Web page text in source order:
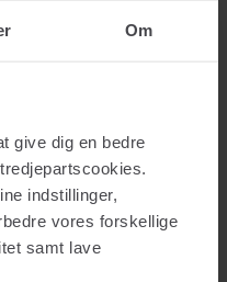
Om
give dig en bedre
indstillinger,
vores forskellige
samt lave
ved fakturaen
tilfældigt. I langt de fleste
til beslutninger, der